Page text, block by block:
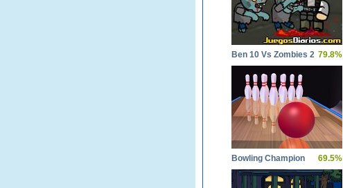
Ben 10 Vs Zombies 2 79.8%
Bowling Champion 69.5%